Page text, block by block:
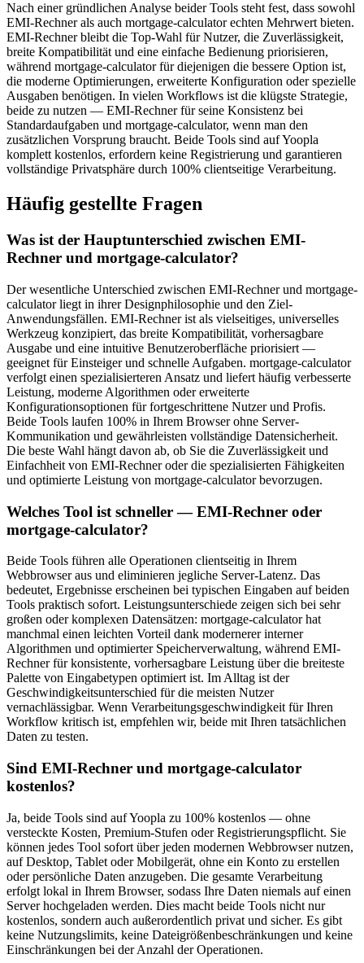
Nach einer gründlichen Analyse beider Tools steht fest, dass sowohl
EMI-Rechner als auch mortgage-calculator echten Mehrwert bieten.
EMI-Rechner bleibt die Top-Wahl für Nutzer, die Zuverlässigkeit,
breite Kompatibilität und eine einfache Bedienung priorisieren,
während mortgage-calculator für diejenigen die bessere Option ist,
die moderne Optimierungen, erweiterte Konfiguration oder spezielle
Ausgaben benötigen. In vielen Workflows ist die klügste Strategie,
beide zu nutzen — EMI-Rechner für seine Konsistenz bei
Standardaufgaben und mortgage-calculator, wenn man den
zusätzlichen Vorsprung braucht. Beide Tools sind auf Yoopla
komplett kostenlos, erfordern keine Registrierung und garantieren
vollständige Privatsphäre durch 100% clientseitige Verarbeitung.
Häufig gestellte Fragen
Was ist der Hauptunterschied zwischen EMI-
Rechner und mortgage-calculator?
Der wesentliche Unterschied zwischen EMI-Rechner und mortgage-
calculator liegt in ihrer Designphilosophie und den Ziel-
Anwendungsfällen. EMI-Rechner ist als vielseitiges, universelles
Werkzeug konzipiert, das breite Kompatibilität, vorhersagbare
Ausgabe und eine intuitive Benutzeroberfläche priorisiert —
geeignet für Einsteiger und schnelle Aufgaben. mortgage-calculator
verfolgt einen spezialisierteren Ansatz und liefert häufig verbesserte
Leistung, moderne Algorithmen oder erweiterte
Konfigurationsoptionen für fortgeschrittene Nutzer und Profis.
Beide Tools laufen 100% in Ihrem Browser ohne Server-
Kommunikation und gewährleisten vollständige Datensicherheit.
Die beste Wahl hängt davon ab, ob Sie die Zuverlässigkeit und
Einfachheit von EMI-Rechner oder die spezialisierten Fähigkeiten
und optimierte Leistung von mortgage-calculator bevorzugen.
Welches Tool ist schneller — EMI-Rechner oder
mortgage-calculator?
Beide Tools führen alle Operationen clientseitig in Ihrem
Webbrowser aus und eliminieren jegliche Server-Latenz. Das
bedeutet, Ergebnisse erscheinen bei typischen Eingaben auf beiden
Tools praktisch sofort. Leistungsunterschiede zeigen sich bei sehr
großen oder komplexen Datensätzen: mortgage-calculator hat
manchmal einen leichten Vorteil dank modernerer interner
Algorithmen und optimierter Speicherverwaltung, während EMI-
Rechner für konsistente, vorhersagbare Leistung über die breiteste
Palette von Eingabetypen optimiert ist. Im Alltag ist der
Geschwindigkeitsunterschied für die meisten Nutzer
vernachlässigbar. Wenn Verarbeitungsgeschwindigkeit für Ihren
Workflow kritisch ist, empfehlen wir, beide mit Ihren tatsächlichen
Daten zu testen.
Sind EMI-Rechner und mortgage-calculator
kostenlos?
Ja, beide Tools sind auf Yoopla zu 100% kostenlos — ohne
versteckte Kosten, Premium-Stufen oder Registrierungspflicht. Sie
können jedes Tool sofort über jeden modernen Webbrowser nutzen,
auf Desktop, Tablet oder Mobilgerät, ohne ein Konto zu erstellen
oder persönliche Daten anzugeben. Die gesamte Verarbeitung
erfolgt lokal in Ihrem Browser, sodass Ihre Daten niemals auf einen
Server hochgeladen werden. Dies macht beide Tools nicht nur
kostenlos, sondern auch außerordentlich privat und sicher. Es gibt
keine Nutzungslimits, keine Dateigrößenbeschränkungen und keine
Einschränkungen bei der Anzahl der Operationen.